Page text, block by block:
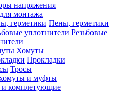
напряжения
монтажа
Пены, герметики
Резьбовые
Хомуты
Прокладки
Тросы
и муфты
и комплетующие